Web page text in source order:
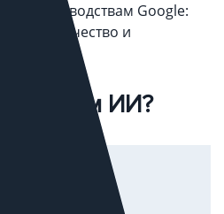
руководствам Google:
а качество и
ИИ?